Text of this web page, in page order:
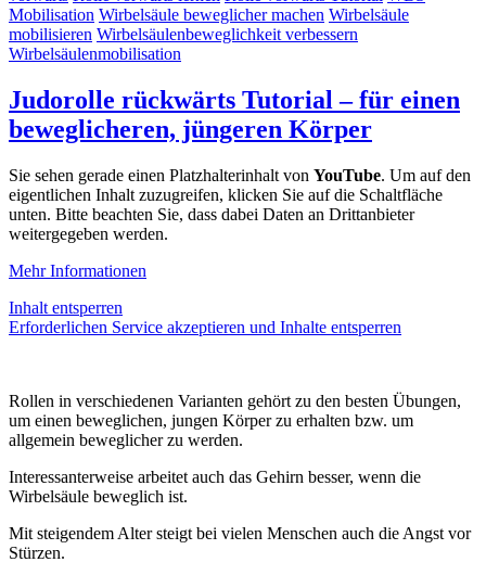
Mobilisation Wirbelsäule beweglicher machen Wirbelsäule
mobilisieren Wirbelsäulenbeweglichkeit verbessern
Wirbelsäulenmobilisation
Judorolle rückwärts Tutorial – für einen
beweglicheren, jüngeren Körper
Sie sehen gerade einen Platzhalterinhalt von YouTube. Um auf den
eigentlichen Inhalt zuzugreifen, klicken Sie auf die Schaltfläche
unten. Bitte beachten Sie, dass dabei Daten an Drittanbieter
weitergegeben werden.
Mehr Informationen
Inhalt entsperren
Erforderlichen Service akzeptieren und Inhalte entsperren
Rollen in verschiedenen Varianten gehört zu den besten Übungen,
um einen beweglichen, jungen Körper zu erhalten bzw. um
allgemein beweglicher zu werden.
Interessanterweise arbeitet auch das Gehirn besser, wenn die
Wirbelsäule beweglich ist.
Mit steigendem Alter steigt bei vielen Menschen auch die Angst vor
Stürzen.